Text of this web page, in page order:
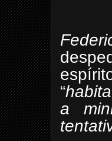
“
a